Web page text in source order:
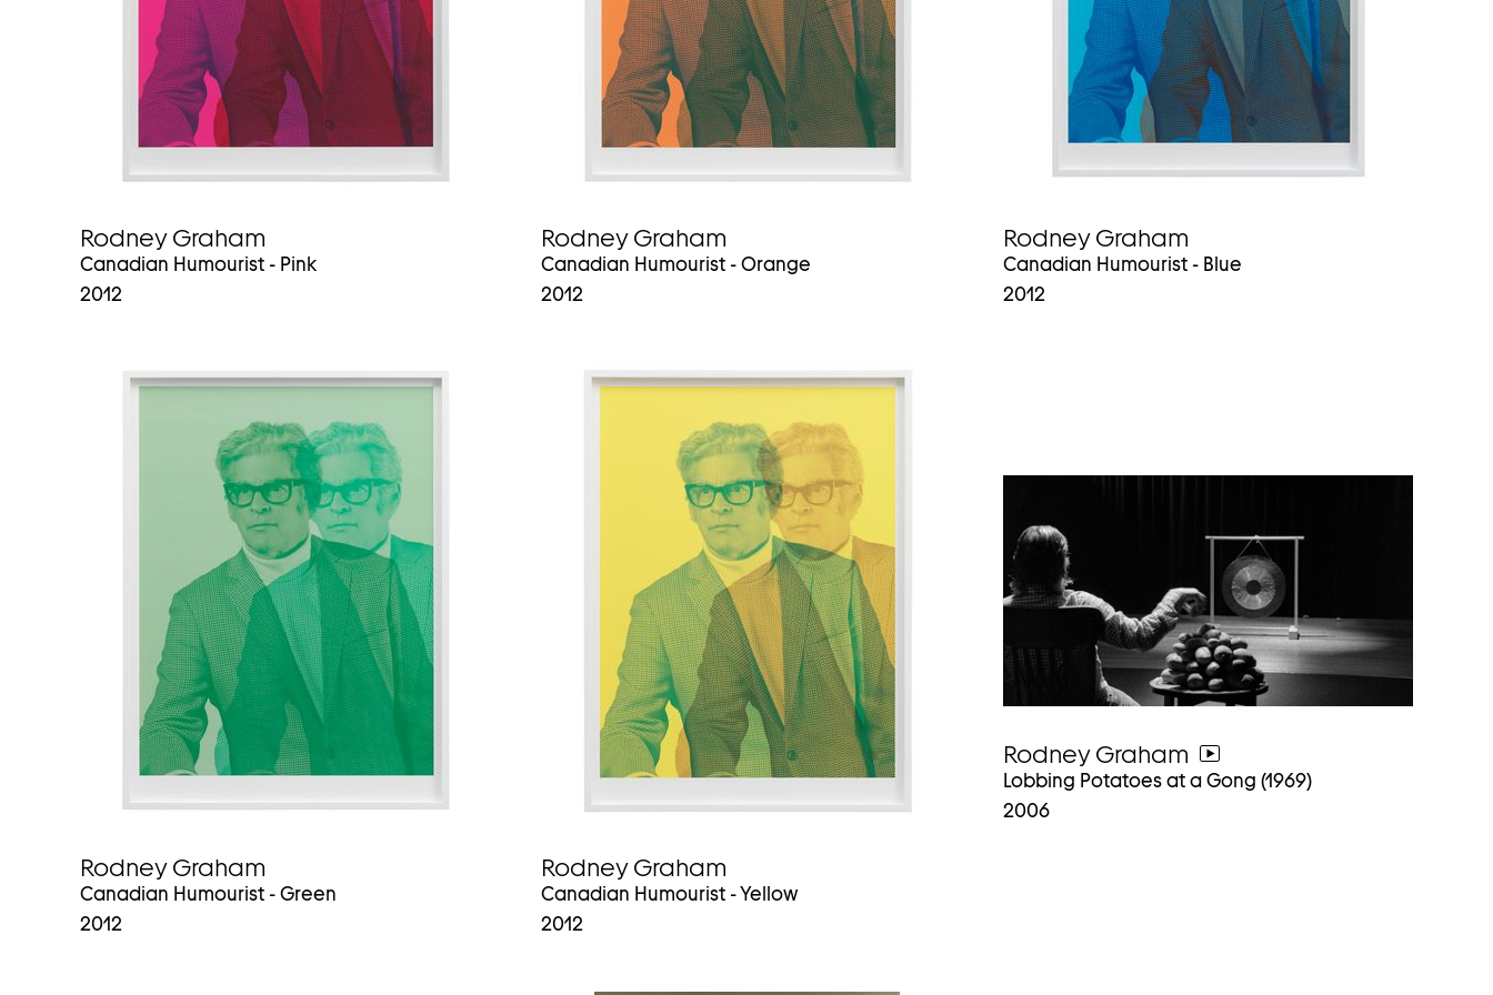
Rodney Graham
Canadian Humourist - Pink
2012
Rodney Graham
Canadian Humourist - Orange
2012
Rodney Graham
Canadian Humourist - Blue
2012
Rodney Graham
Canadian Humourist - Green
2012
Rodney Graham
Canadian Humourist - Yellow
2012
Rodney Graham
weiter
zum
video
Lobbing Potatoes at a Gong (1969)
2006